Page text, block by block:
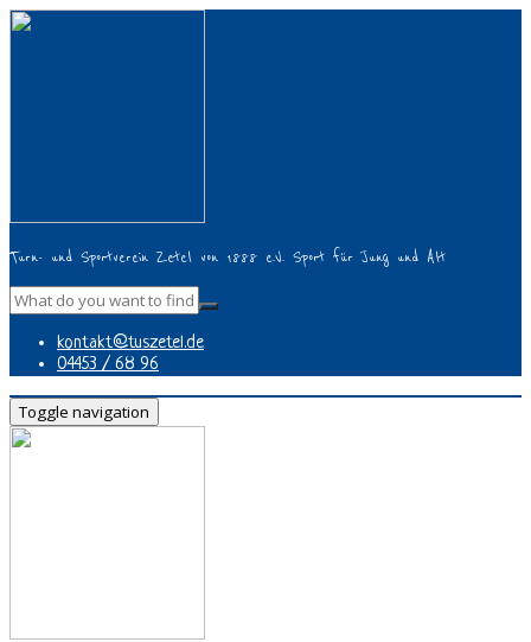
Turn- und Sportverein Zetel von 1888 e.V. Sport für Jung und Alt
kontakt@tuszetel.de
04453 / 68 96
Toggle navigation